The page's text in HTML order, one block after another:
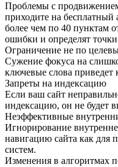
Проблемы с
приходите на бесплатный
более чем по 40 пунктам
ошибки и определят точки
Ограничение не по
Сужение фокуса на
ключевые слова приведет
Запреты на индексацию
Если ваш сайт
индексацию, он не будет
Неэффективные
Игнорирование
навигацию сайта как для
систем.
Изменения в алгоритмах